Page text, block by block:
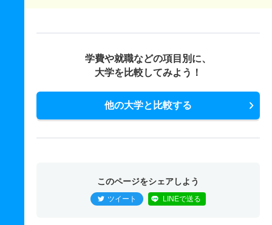
学費や就職などの項目別に、
大学を比較してみよう！
他の大学と比較する
このページをシェアしよう
ツイート LINEで送る